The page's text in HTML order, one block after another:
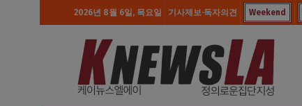
2026년 8월 6일, 목요일 기사제보·독자의견 Weekend